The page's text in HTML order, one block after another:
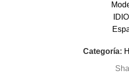
Categoría: